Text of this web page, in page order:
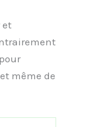
et
même de